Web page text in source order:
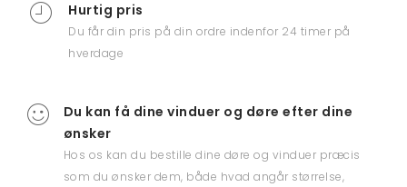
Hurtig pris
Du får din pris på din ordre indenfor 24 timer på
hverdage
Du kan få dine vinduer og døre efter dine
ønsker
Hos os kan du bestille dine døre og vinduer præcis
som du ønsker dem, både hvad angår størrelse,